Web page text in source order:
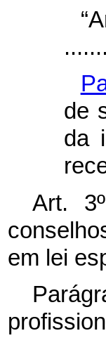
de
da
Art.
em lei